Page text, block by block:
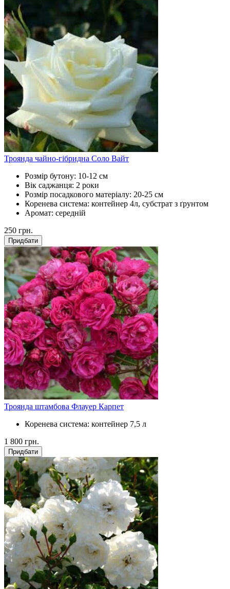
Троянда чайно-гібридна Соло Вайт
Розмір бутону: 10-12 см
Вік саджанця: 2 роки
Розмір посадкового матеріалу: 20-25 см
Коренева система: контейнер 4л, субстрат з ґрунтом
Аромат: середній
250 грн.
Придбати
Троянда штамбова Флауер Карпет
Коренева система: контейнер 7,5 л
1 800 грн.
Придбати